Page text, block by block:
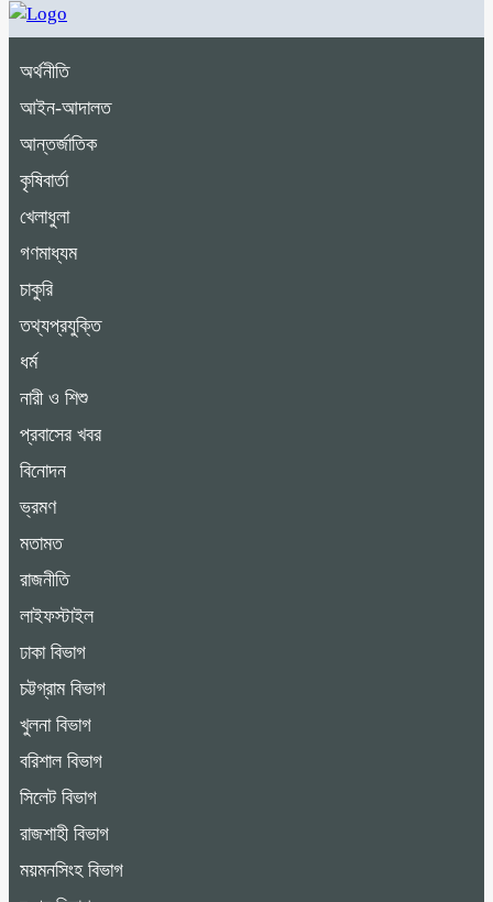
অর্থনীতি
আইন-আদালত
আন্তর্জাতিক
কৃষিবার্তা
খেলাধুলা
গণমাধ্যম
চাকুরি
তথ্যপ্রযুক্তি
ধর্ম
নারী ও শিশু
প্রবাসের খবর
বিনোদন
ভ্রমণ
মতামত
রাজনীতি
লাইফস্টাইল
ঢাকা বিভাগ
চট্টগ্রাম বিভাগ
খুলনা বিভাগ
বরিশাল বিভাগ
সিলেট বিভাগ
রাজশাহী বিভাগ
ময়মনসিংহ বিভাগ